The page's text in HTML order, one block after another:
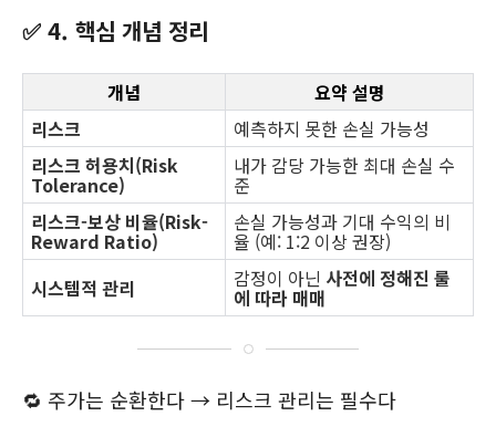
✅ 4. 핵심 개념 정리
개념
요약 설명
리스크
예측하지 못한 손실 가능성
리스크 허용치(Risk
Tolerance)
내가 감당 가능한 최대 손실 수
준
리스크-보상 비율(Risk-
Reward Ratio)
손실 가능성과 기대 수익의 비
율 (예: 1:2 이상 권장)
시스템적 관리
감정이 아닌 사전에 정해진 룰
에 따라 매매
🔁 주가는 순환한다 → 리스크 관리는 필수다